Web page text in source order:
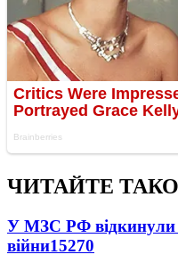
ЧИТАЙТЕ
У МЗС РФ відкинули
війни15270